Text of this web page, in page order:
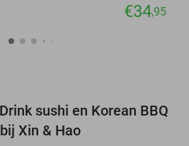
€34,95
26%
sushi en Korean BBQ
Xin & Hao